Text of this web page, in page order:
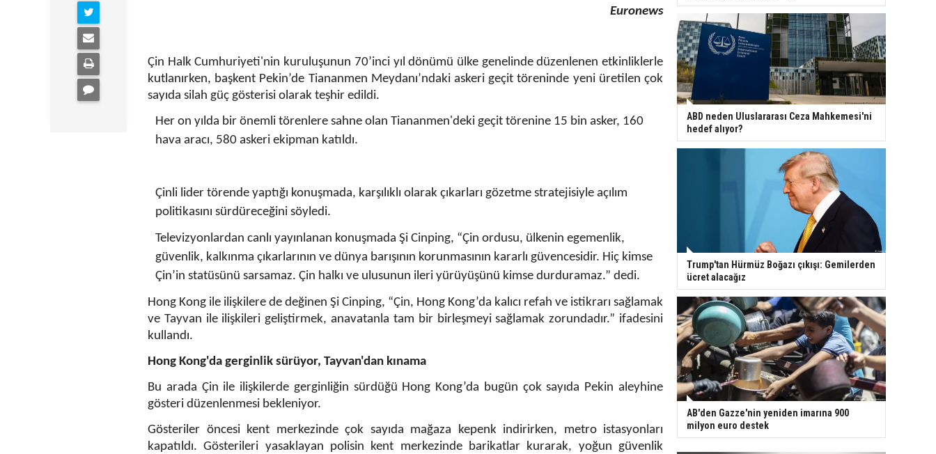
Euronews
Çin Halk Cumhuriyeti'nin kuruluşunun 70’inci yıl dönümü ülke genelinde düzenlenen etkinliklerle
kutlanırken, başkent Pekin’de Tiananmen Meydanı’ndaki askeri geçit töreninde yeni üretilen çok
sayıda silah güç gösterisi olarak teşhir edildi.
Her on yılda bir önemli törenlere sahne olan Tiananmen'deki geçit törenine 15 bin asker, 160
hava aracı, 580 askeri ekipman katıldı.
Çinli lider törende yaptığı konuşmada, karşılıklı olarak çıkarları gözetme stratejisiyle açılım
politikasını sürdüreceğini söyledi.
Televizyonlardan canlı yayınlanan konuşmada Şi Cinping, “Çin ordusu, ülkenin egemenlik,
güvenlik, kalkınma çıkarlarının ve dünya barışının korunmasının kararlı güvencesidir. Hiç kimse
Çin’in statüsünü sarsamaz. Çin halkı ve ulusunun ileri yürüyüşünü kimse durduramaz.” dedi.
Hong Kong ile ilişkilere de değinen Şi Cinping, “Çin, Hong Kong’da kalıcı refah ve istikrarı sağlamak
ve Tayvan ile ilişkileri geliştirmek, anavatanla tam bir birleşmeyi sağlamak zorundadır.” ifadesini
kullandı.
Hong Kong'da gerginlik sürüyor, Tayvan'dan kınama
Bu arada Çin ile ilişkilerde gerginliğin sürdüğü Hong Kong’da bugün çok sayıda Pekin aleyhine
gösteri düzenlenmesi bekleniyor.
Gösteriler öncesi kent merkezinde çok sayıda mağaza kepenk indirirken, metro istasyonları
kapatıldı. Gösterileri yasaklayan polisin kent merkezinde barikatlar kurarak, yoğun güvenlik
ABD neden Uluslararası Ceza Mahkemesi'ni
hedef alıyor?
Trump'tan Hürmüz Boğazı çıkışı: Gemilerden
ücret alacağız
AB'den Gazze'nin yeniden imarına 900
milyon euro destek